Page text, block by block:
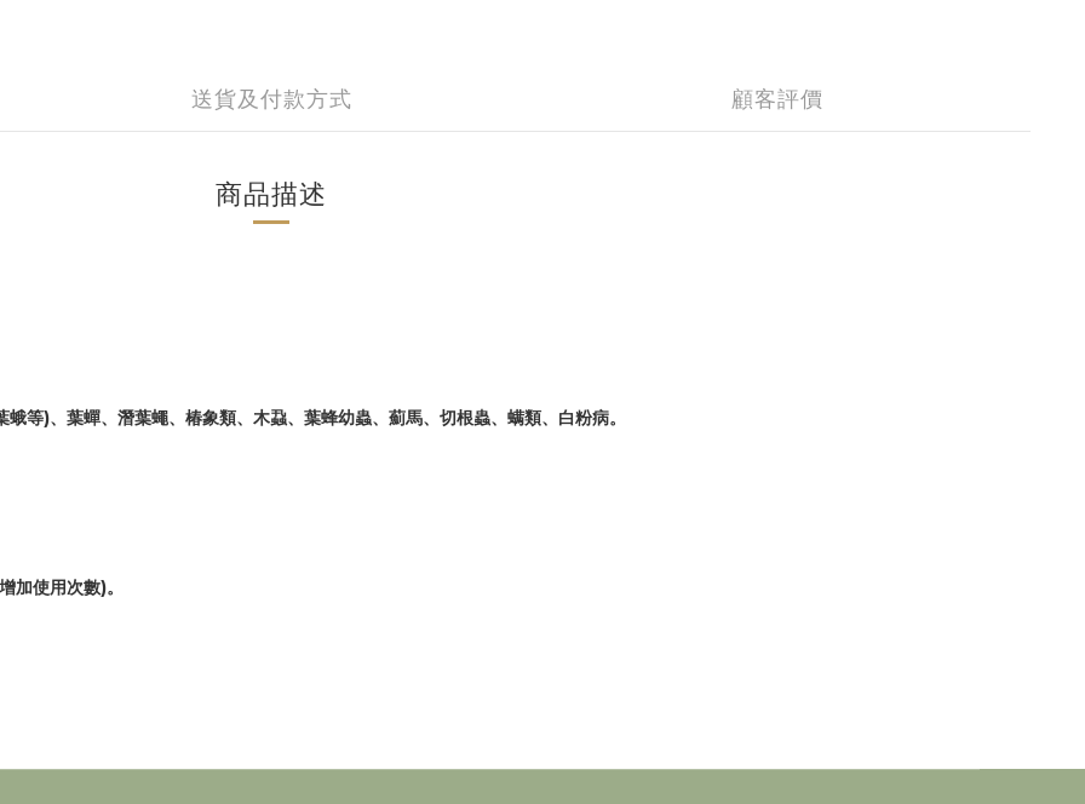
送貨及付款方式 顧客評價
商品描述
等)、葉蟬、潛葉蠅、椿象類、木蝨、葉蜂幼蟲、薊馬、切根蟲、螨類、白粉病。
加使用次數)。